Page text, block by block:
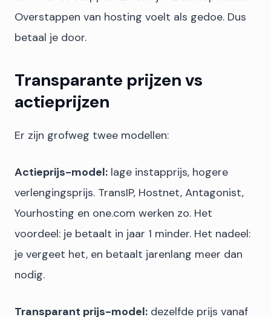
Overstappen van hosting voelt als gedoe. Dus
betaal je door.
Transparante prijzen vs
actieprijzen
Er zijn grofweg twee modellen:
Actieprijs-model: lage instapprijs, hogere
verlengingsprijs. TransIP, Hostnet, Antagonist,
Yourhosting en one.com werken zo. Het
voordeel: je betaalt in jaar 1 minder. Het nadeel:
je vergeet het, en betaalt jarenlang meer dan
nodig.
Transparant prijs-model: dezelfde prijs vanaf